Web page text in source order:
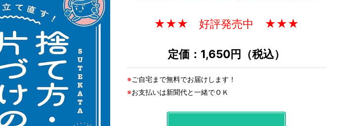
★★★ 好評発売中 ★★★
定価：1,650円（税込）
※ご自宅まで無料でお届けします！
※お支払いは新聞代と一緒でＯＫ